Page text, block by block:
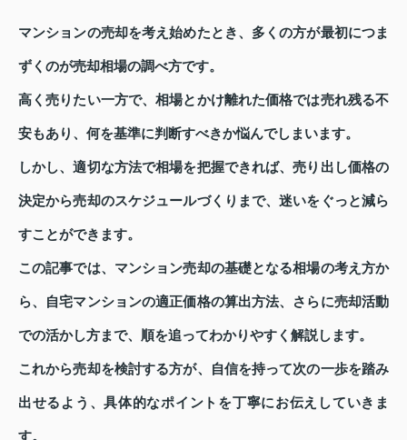
マンションの売却を考え始めたとき、多くの方が最初につま
ずくのが売却相場の調べ方です。
高く売りたい一方で、相場とかけ離れた価格では売れ残る不
安もあり、何を基準に判断すべきか悩んでしまいます。
しかし、適切な方法で相場を把握できれば、売り出し価格の
決定から売却のスケジュールづくりまで、迷いをぐっと減ら
すことができます。
この記事では、マンション売却の基礎となる相場の考え方か
ら、自宅マンションの適正価格の算出方法、さらに売却活動
での活かし方まで、順を追ってわかりやすく解説します。
これから売却を検討する方が、自信を持って次の一歩を踏み
出せるよう、具体的なポイントを丁寧にお伝えしていきま
す。